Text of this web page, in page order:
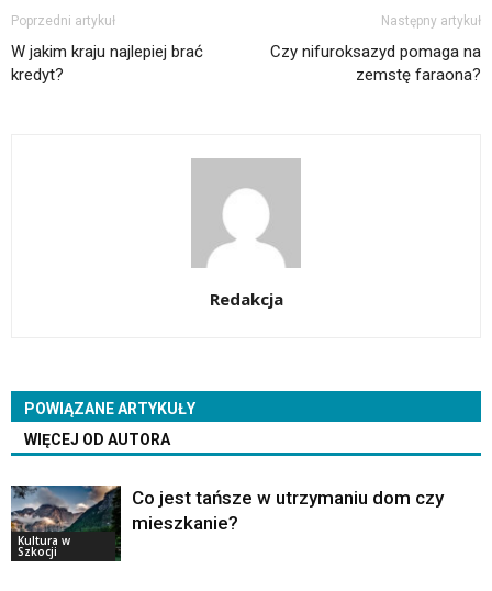
Poprzedni artykuł
W jakim kraju najlepiej brać
kredyt?
Następny artykuł
Czy nifuroksazyd pomaga na
zemstę faraona?
Redakcja
POWIĄZANE ARTYKUŁY
WIĘCEJ OD AUTORA
Kultura w
Szkocji
Co jest tańsze w utrzymaniu dom czy
mieszkanie?